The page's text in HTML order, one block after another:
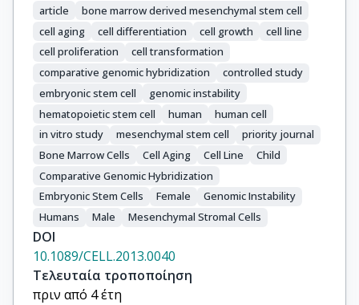
article
bone marrow derived mesenchymal stem cell
cell aging
cell differentiation cell growth
cell line
cell proliferation
cell transformation
comparative genomic hybridization
controlled study
embryonic stem cell
genomic instability
hematopoietic stem cell
human
human cell
in vitro study
mesenchymal stem cell
priority journal
Bone Marrow Cells
Cell Aging Cell Line
Child
Comparative Genomic Hybridization
Embryonic Stem Cells
Female
Genomic Instability
Humans
Male Mesenchymal Stromal Cells
DOI
10.1089/CELL.2013.0040
Τελευταία τροποποίηση
πριν από 4 έτη